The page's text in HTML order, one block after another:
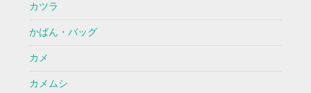
カツラ
かばん・バッグ
カメ
カメムシ